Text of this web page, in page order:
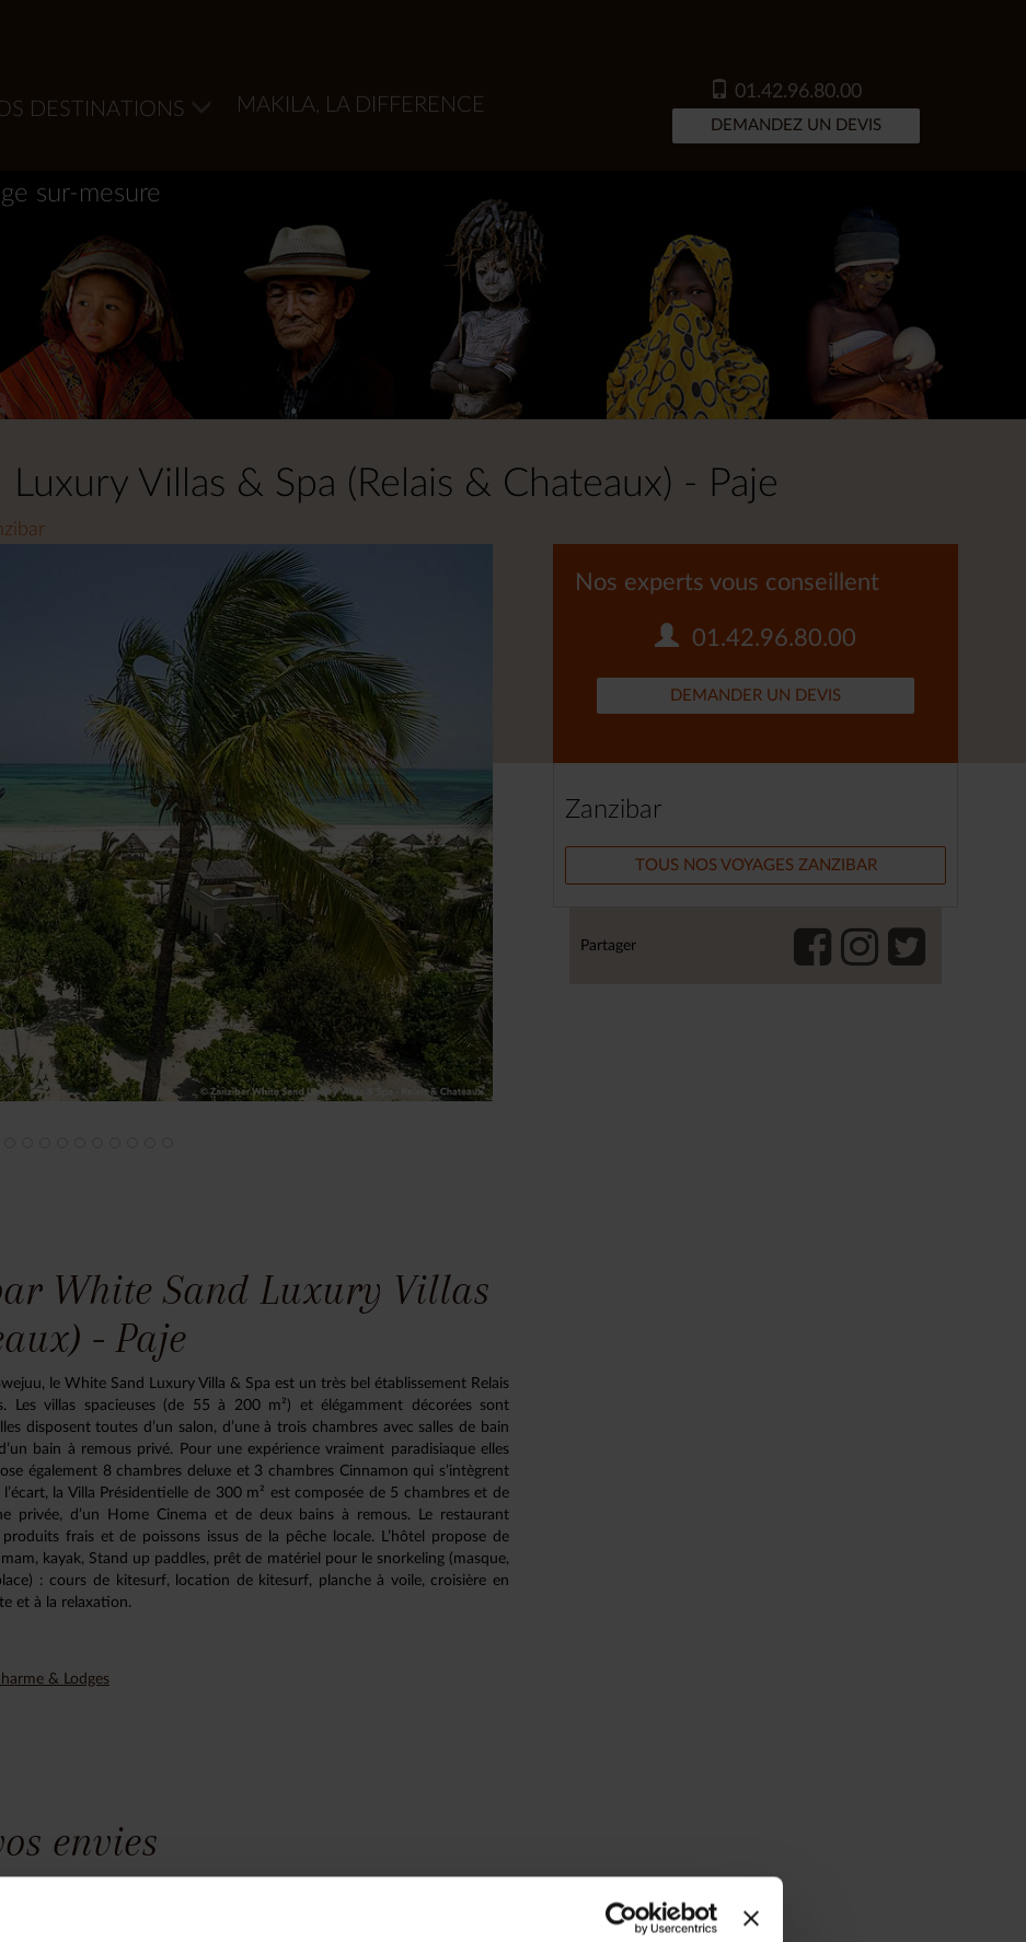
DESTINATIONS MAKILA, LA DIFFERENCE
01.42.96.80.00
DEMANDEZ UN DEVIS
sur-mesure
Villas & Spa (Relais & Chateaux) - Paje
White Sand Luxury Villas
- Paje
le White Sand Luxury Villa & Spa est un très bel établissement Relais
Les villas spacieuses (de 55 à 200 m²) et élégamment décorées sont
disposent toutes d’un salon, d’une à trois chambres avec salles de bain
bain à remous privé. Pour une expérience vraiment paradisiaque elles
également 8 chambres deluxe et 3 chambres Cinnamon qui s’intègrent
la Villa Présidentielle de 300 m² est composée de 5 chambres et de
privée, d’un Home Cinema et de deux bains à remous. Le restaurant
frais et de poissons issus de la pêche locale. L’hôtel propose de
kayak, Stand up paddles, prêt de matériel pour le snorkeling (masque,
: cours de kitesurf, location de kitesurf, planche à voile, croisière en
et à la relaxation.
& Lodges
Nos experts vous conseillent
01.42.96.80.00
DEMANDER UN DEVIS
Zanzibar
TOUS NOS VOYAGES ZANZIBAR
Partager
envies